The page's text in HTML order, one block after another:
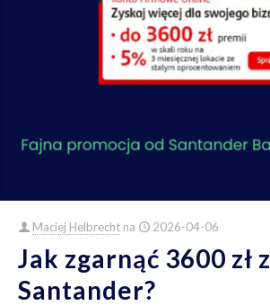
Maciej Helbrecht na 2026-04-06
Jak zgarnąć 3600 zł z
Santander?